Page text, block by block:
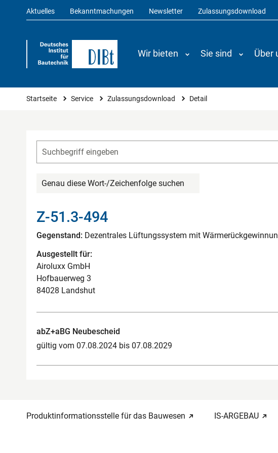
Aktuelles Bekanntmachungen Newsletter Zulassungsdownload
Wir bieten Sie sind Über
Sie sind hier
Startseite Service Zulassungsdownload Detail
Genau diese Wort-/Zeichenfolge suchen
Z-51.3-494
Gegenstand: Dezentrales Lüftungssystem mit
Ausgestellt für:
Airoluxx GmbH
Hofbauerweg 3
84028 Landshut
abZ+aBG Neubescheid
gültig vom 07.08.2024 bis 07.08.2029
Produktinformationsstelle für das Bauwesen IS-ARGEBAU